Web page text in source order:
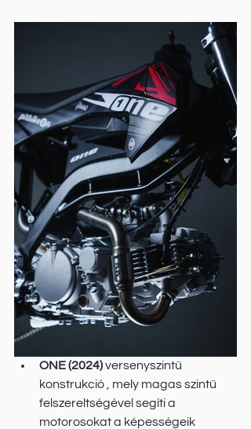
ONE (2024) versenyszintű
konstrukció , mely magas szintű
felszereltségével segíti a
motorosokat a képességeik